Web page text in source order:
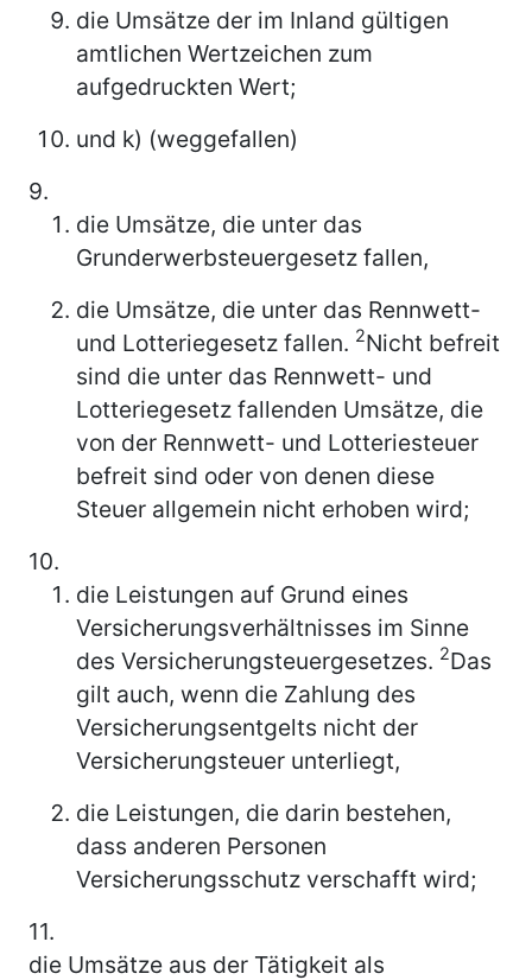
die Umsätze der im Inland gültigen
amtlichen Wertzeichen zum
aufgedruckten Wert;
und k) (weggefallen)
9.
die Umsätze, die unter das
Grunderwerbsteuergesetz fallen,
die Umsätze, die unter das Rennwett-
und Lotteriegesetz fallen. 2Nicht befreit
sind die unter das Rennwett- und
Lotteriegesetz fallenden Umsätze, die
von der Rennwett- und Lotteriesteuer
befreit sind oder von denen diese
Steuer allgemein nicht erhoben wird;
10.
die Leistungen auf Grund eines
Versicherungsverhältnisses im Sinne
des Versicherungsteuergesetzes. 2Das
gilt auch, wenn die Zahlung des
Versicherungsentgelts nicht der
Versicherungsteuer unterliegt,
die Leistungen, die darin bestehen,
dass anderen Personen
Versicherungsschutz verschafft wird;
11.
die Umsätze aus der Tätigkeit als